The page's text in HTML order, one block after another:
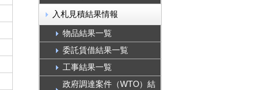
入札見積結果情報
物品結果一覧
委託賃借結果一覧
工事結果一覧
政府調達案件（WTO）結